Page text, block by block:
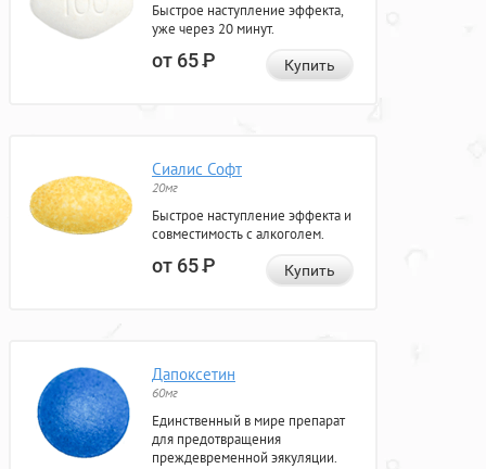
Быстрое наступление эффекта,
уже через 20 минут.
от 65Р Купить
Сиалис Софт
20мг
Быстрое наступление эффекта и
совместимость с алкоголем.
от 65Р Купить
Дапоксетин
60мг
Единственный в мире препарат
для предотвращения
преждевременной эякуляции.